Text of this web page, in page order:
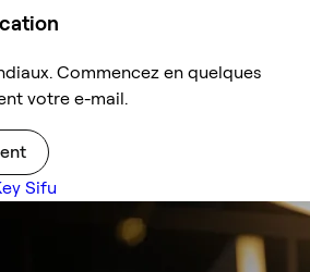
Commencez en quelques
votre e-mail.
Sifu